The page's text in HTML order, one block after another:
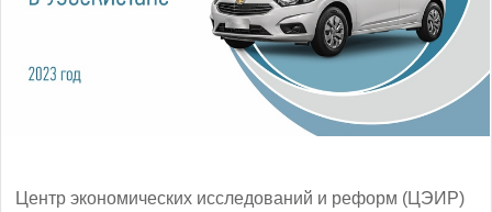
Центр экономических исследований и реформ (ЦЭИР)